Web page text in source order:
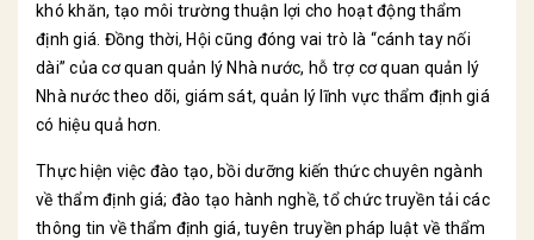
khó khăn, tạo môi trường thuận lợi cho hoạt động thẩm
định giá. Đồng thời, Hội cũng đóng vai trò là “cánh tay nối
dài” của cơ quan quản lý Nhà nước, hỗ trợ cơ quan quản lý
Nhà nước theo dõi, giám sát, quản lý lĩnh vực thẩm định giá
có hiệu quả hơn.
Thực hiện việc đào tạo, bồi dưỡng kiến thức chuyên ngành
về thẩm định giá; đào tạo hành nghề, tổ chức truyền tải các
thông tin về thẩm định giá, tuyên truyền pháp luật về thẩm